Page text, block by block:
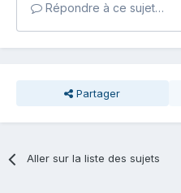
Répondre à ce sujet…
Partager
Aller sur la liste des sujets